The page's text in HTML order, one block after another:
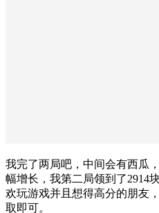
我完了两局吧，中间会有西瓜
幅增长，我第二局领到了2914
欢玩游戏并且想得高分的朋友
取即可。